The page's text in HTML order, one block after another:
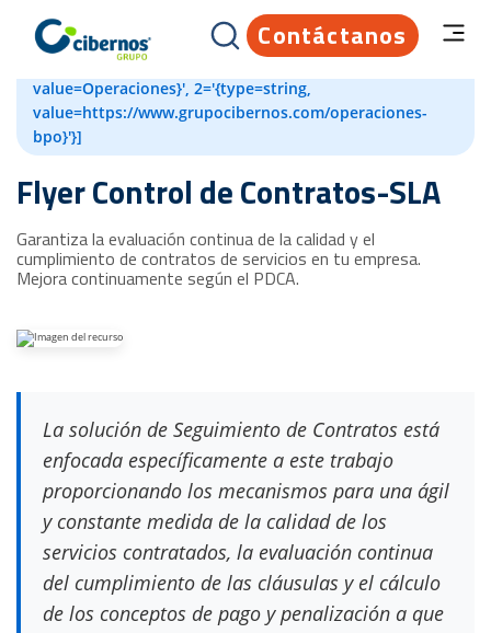
Contáctanos
[{id=82204594694, createdAt=1660729822377,
updatedAt=1660729835447, 1='{type=string,
value=Operaciones}', 2='{type=string,
value=https://www.grupocibernos.com/operaciones-
bpo}'}]
Flyer Control de Contratos-SLA
Garantiza la evaluación continua de la calidad y el
cumplimiento de contratos de servicios en tu empresa.
Mejora continuamente según el PDCA.
La solución de Seguimiento de Contratos está
enfocada específicamente a este trabajo
proporcionando los mecanismos para una ágil
y constante medida de la calidad de los
servicios contratados, la evaluación continua
del cumplimiento de las cláusulas y el cálculo
de los conceptos de pago y penalización a que